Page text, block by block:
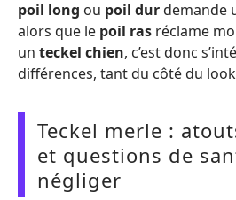
poil long ou poil durdemande
alors que le poil ras réclame
un teckel chien, c’est donc
différences, tant du côté du
Teckel merle :
et questions de
négliger